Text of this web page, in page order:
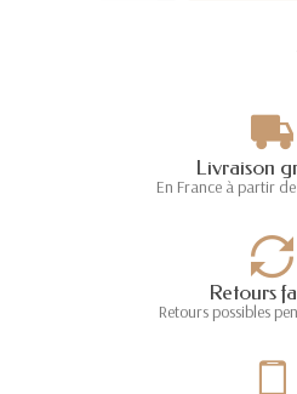
Livraison
En France à partir
Retours
Retours possibles